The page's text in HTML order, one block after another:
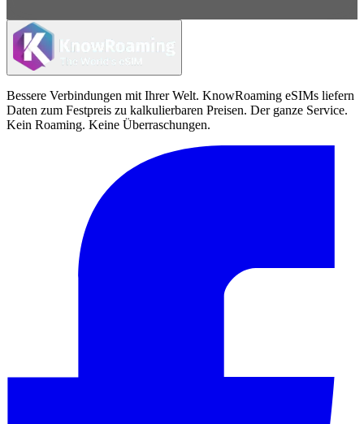
Bessere Verbindungen mit Ihrer Welt. KnowRoaming eSIMs liefern
Daten zum Festpreis zu kalkulierbaren Preisen. Der ganze Service.
Kein Roaming. Keine Überraschungen.